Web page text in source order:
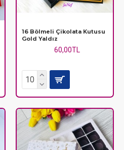
16 Bölmeli Çikolata Kutusu
Gold Yaldız
60,00TL